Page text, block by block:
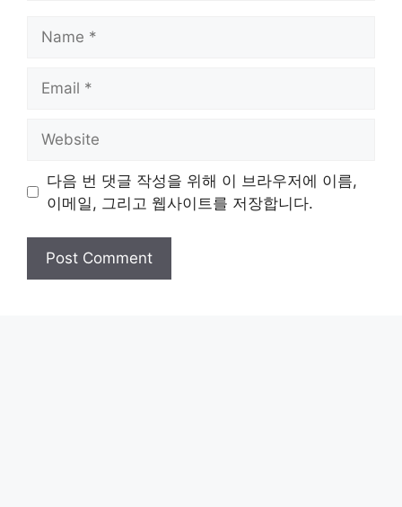
다음 번 댓글 작성을 위해 이 브라우저에 이름,
이메일, 그리고 웹사이트를 저장합니다.